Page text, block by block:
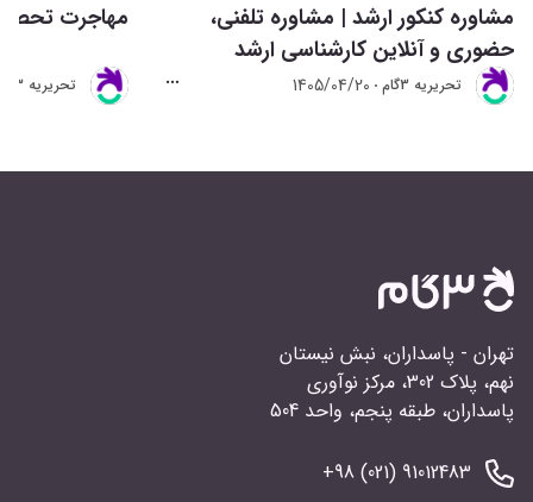
مشاوره کنکور ارشد | مشاوره تلفنی،
حضوری و آنلاین کارشناسی ارشد
تحريريه 3گام 1405/04/20
مهاجرت
تحريريه 3گام
تهران - پاسداران، نبش نیستان
نهم، پلاک 302، مرکز نوآوری
پاسداران، طبقه پنجم، واحد 504
91012483 (021) 98+